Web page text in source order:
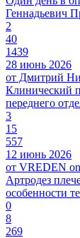
Геннадьевич
2
40
1439
28 июнь 2026
от Дмитрий
Клинический
переднего
3
15
557
12 июнь 2026
от VREDEN
Артродез
особенности
0
8
269